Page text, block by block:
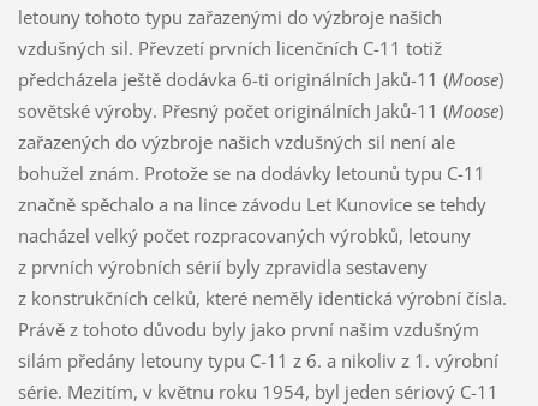
letouny tohoto typu zařazenými do výzbroje našich
vzdušných sil. Převzetí prvních licenčních C-11 totiž
předcházela ještě dodávka 6-ti originálních Jaků-11 (Moose)
sovětské výroby. Přesný počet originálních Jaků-11 (Moose)
zařazených do výzbroje našich vzdušných sil není ale
bohužel znám. Protože se na dodávky letounů typu C-11
značně spěchalo a na lince závodu Let Kunovice se tehdy
nacházel velký počet rozpracovaných výrobků, letouny
z prvních výrobních sérií byly zpravidla sestaveny
z konstrukčních celků, které neměly identická výrobní čísla.
Právě z tohoto důvodu byly jako první našim vzdušným
silám předány letouny typu C-11 z 6. a nikoliv z 1. výrobní
série. Mezitím, v květnu roku 1954, byl jeden sériový C-11